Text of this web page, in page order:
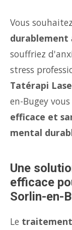
Vous souhaitez
durablement
souffriez
stress
Tatérapi
en-Bugey
efficace et
mental
Une
efficace
Sorlin-en-
Le traitement